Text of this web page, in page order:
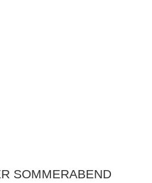
SOMMERABEND